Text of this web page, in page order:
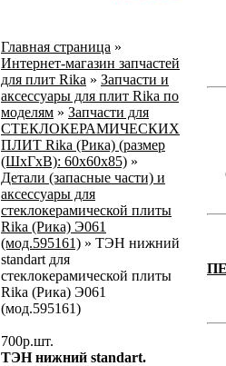
Главная страница »
Интернет-магазин запчастей
для плит Rika » Запчасти и
аксессуары для плит Rika по
моделям » Запчасти для
СТЕКЛОКЕРАМИЧЕСКИХ
ПЛИТ Rika (Рика) (размер
(ШхГхВ): 60x60x85) »
Детали (запасные части) и
аксессуары для
стеклокерамической плиты
Rika (Рика) Э061
(мод.595161) » ТЭН нижний
standart для
стеклокерамической плиты
Rika (Рика) Э061
(мод.595161)
700р.шт.
ТЭН нижний standart.